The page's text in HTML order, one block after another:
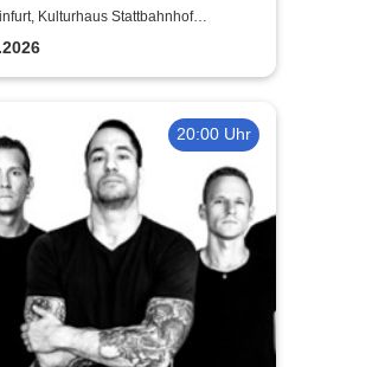
Kulturhaus Stattbahnhof
20:00 Uhr